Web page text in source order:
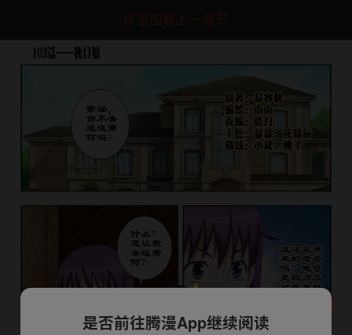
点击加载上一章节
是否前往腾漫App继续阅读